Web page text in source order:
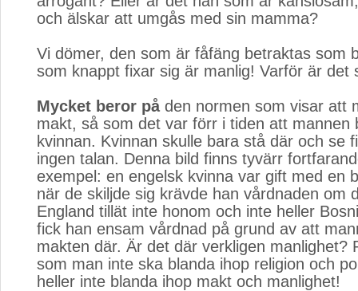
och älskar att umgås med sin mamma?
Vi dömer, den som är fåfäng betraktas som
som knappt fixar sig är manlig! Varför är det
Mycket beror påden normen som visar att
makt, så som det var förr i tiden att mannen
kvinnan. Kvinnan skulle bara stå där och se
ingen talan. Denna bild finns tyvärr
exempel: en engelsk kvinna var gift med en
när de skiljde sig krävde han vårdnaden om
England tillät inte honom och inte heller
fick han ensam vårdnad på grund av att
makten där. Är det där verkligen manlighet?
som man inte ska blanda ihop religion och
heller inte blanda ihop makt och manlighet!